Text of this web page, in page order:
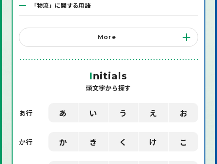
「物流」に関する用語
「システム」に関する用語
「店舗備品」に関する用語
「環境」に関する用語
「業界用語」に関する用語
More
Initials
頭文字から探す
あ行 あ い う え お
か行 か き く け こ